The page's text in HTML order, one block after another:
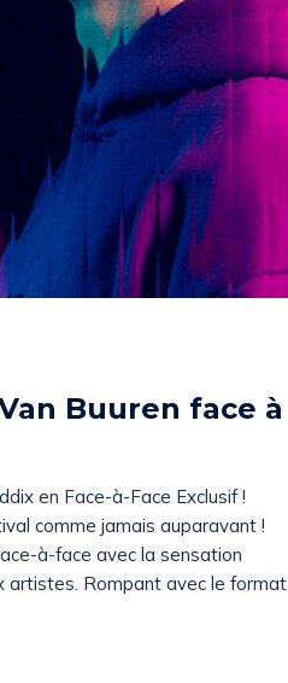
Buuren face à
en Face-à-Face Exclusif !
comme jamais auparavant !
à-face avec la sensation
artistes. Rompant avec le format